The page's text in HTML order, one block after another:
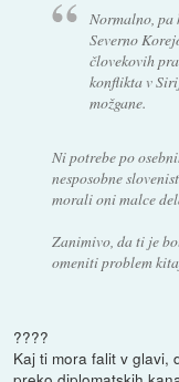
Normalno, pa
Severno
človekovih
konflikta v
možgane.
Ni potrebe po
nesposobne
morali oni malce
Zanimivo, da ti je
omeniti problem
????
Kaj ti mora falit v glavi,